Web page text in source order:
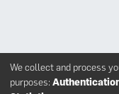
We collect and process
purposes: